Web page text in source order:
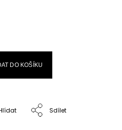
DO KOŠÍKU
Sdílet